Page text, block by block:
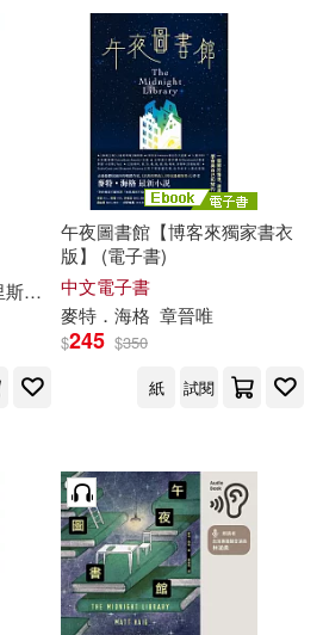
Mould）
午夜圖書館【博客來獨家書衣
版】 (電子書)
中文電子書
麥特 ． 海格 章晉唯
$245 $350
紙
試閱